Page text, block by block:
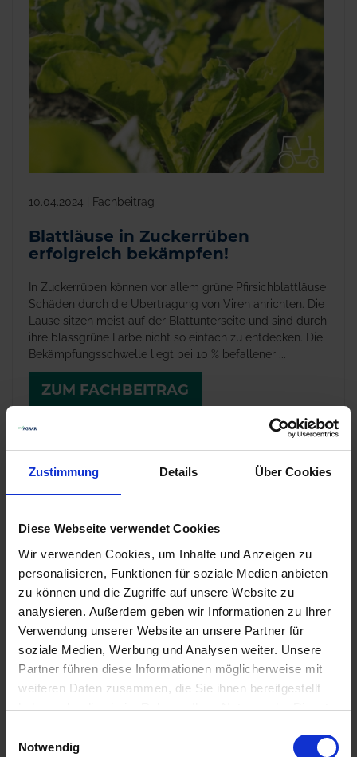
Zustimmung Details Über Cookies
Diese Webseite verwendet Cookies
Wir verwenden Cookies, um Inhalte und Anzeigen zu
personalisieren, Funktionen für soziale Medien anbieten
zu können und die Zugriffe auf unsere Website zu
analysieren. Außerdem geben wir Informationen zu Ihrer
Verwendung unserer Website an unsere Partner für
soziale Medien, Werbung und Analysen weiter. Unsere
Partner führen diese Informationen möglicherweise mit
weiteren Daten zusammen, die Sie ihnen bereitgestellt
haben oder die sie im Rahmen Ihrer Nutzung der Dienste
Notwendig
10.04.2024 | Fachbeitrag
Blattläuse in Zuckerrüben
erfolgreich bekämpfen!
In Zuckerrüben können vor allem grüne Pfirsichblattläuse
Schäden durch die Übertragung von Viren anrichten. Die
Läuse sitzen meist auf der Blattunterseite und sind durch
ihre blassgrüne Farbe nicht so einfach zu entdecken. Die
Bekämpfungsschwelle liegt bei 10 % befallener ...
ZUM FACHBEITRAG
Futterrüben – Renaissance einer
bewährten Kultur
Anspruchsvoll sind Futterrüben hier nicht: Vom Flachland